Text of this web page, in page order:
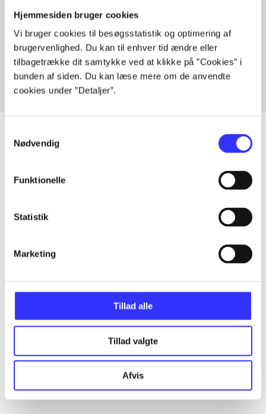
Hjemmesiden bruger cookies
Vi bruger cookies til besøgsstatistik og optimering af
brugervenlighed. Du kan til enhver tid ændre eller
tilbagetrække dit samtykke ved at klikke på ”Cookies” i
bunden af siden. Du kan læse mere om de anvendte
cookies under ”Detaljer”.
Nødvendig
Funktionelle
Statistik
Marketing
Tillad alle
Tillad valgte
Afvis
Artikler med samme emner
Fra
Alle registrerede artikler fordelt på udgivelser
...
...